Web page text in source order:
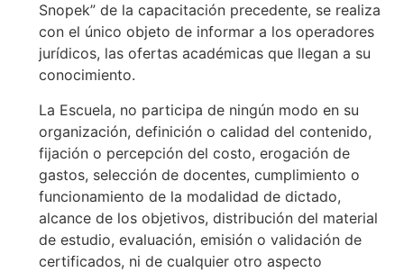
Snopek” de la capacitación precedente, se realiza
con el único objeto de informar a los operadores
jurídicos, las ofertas académicas que llegan a su
conocimiento.
La Escuela, no participa de ningún modo en su
organización, definición o calidad del contenido,
fijación o percepción del costo, erogación de
gastos, selección de docentes, cumplimiento o
funcionamiento de la modalidad de dictado,
alcance de los objetivos, distribución del material
de estudio, evaluación, emisión o validación de
certificados, ni de cualquier otro aspecto